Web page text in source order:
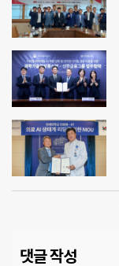
댓글 작성